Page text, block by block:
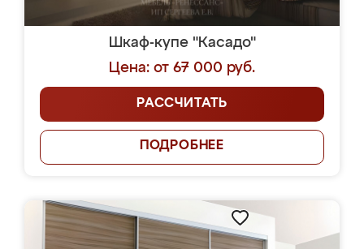
Шкаф-купе "Касадо"
Цена: от 67 000 руб.
РАССЧИТАТЬ
ПОДРОБНЕЕ